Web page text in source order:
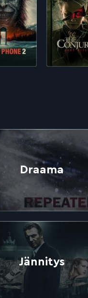
Draama
Jännitys